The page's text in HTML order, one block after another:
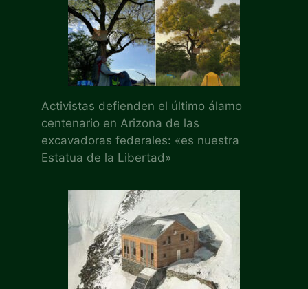
Activistas defienden el último álamo
centenario en Arizona de las
excavadoras federales: «es nuestra
Estatua de la Libertad»